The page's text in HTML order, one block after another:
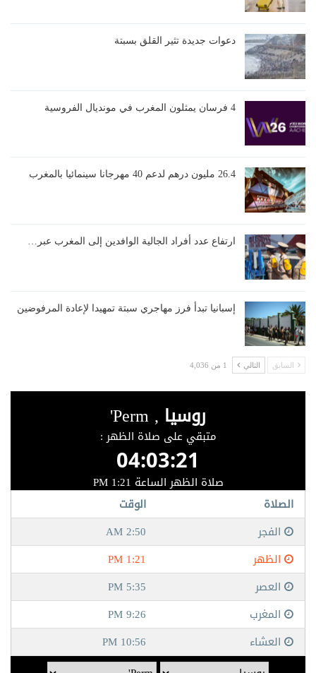
دعوات جديدة تثير القلق بسبتة
4 فرسان يمثلون المغرب في مونديال الفروسية
26.4 مليون درهم لدعم 40 مهرجانا سينمائيا بالمغرب
ارتفاع عدد أفراد الجالية الوافدين إلى المغرب عبر…
إسبانيا تبدأ فرز مهاجري سبتة تمهيدا لإعادة المرفوضين
السابق التالي 1 من 4,036